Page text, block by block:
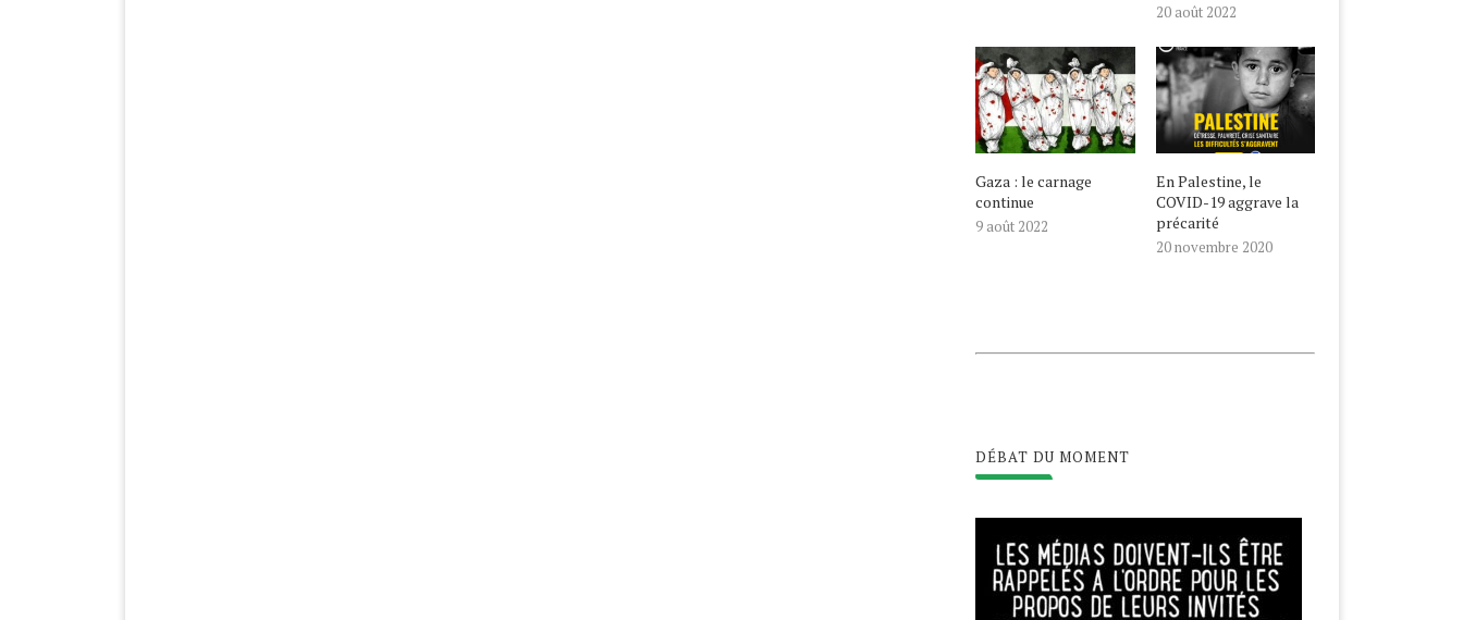
20 août 2022
Gaza : le carnage
continue
9 août 2022
En Palestine, le
COVID-19 aggrave la
précarité
20 novembre 2020
DÉBAT DU MOMENT